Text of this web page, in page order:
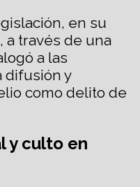
en su
a través de una
a las
difusión y
como delito de
y culto en